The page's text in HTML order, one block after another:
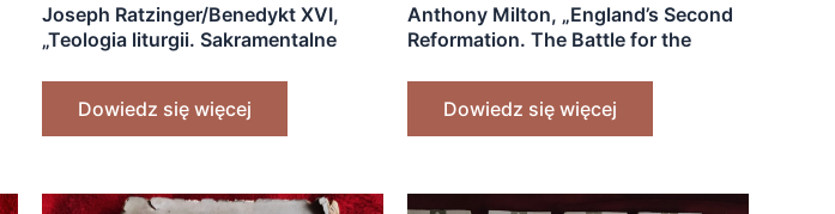
Joseph Ratzinger/Benedykt XVI,
„Teologia liturgii. Sakramentalne
[2012] (4)
Dowiedz się więcej
Anthony Milton, „England’s Second
Reformation. The Battle for the
[2023]
Dowiedz się więcej